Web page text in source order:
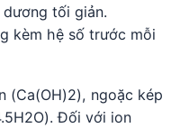
dương tối giản.
kèm hệ số trước mỗi
(Ca(OH)2), ngoặc kép
Đối với ion